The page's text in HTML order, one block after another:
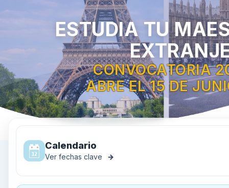
ESTUDIA TU
CONVOCATORIA
ABRE EL 15 DE
Calendario
Ver fechas clave →